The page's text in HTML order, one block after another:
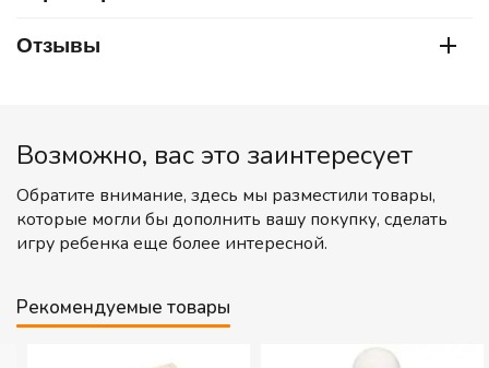
Отзывы
Возможно, вас это заинтересует
Обратите внимание, здесь мы разместили товары,
которые могли бы дополнить вашу покупку, сделать
игру ребенка еще более интересной.
Рекомендуемые товары